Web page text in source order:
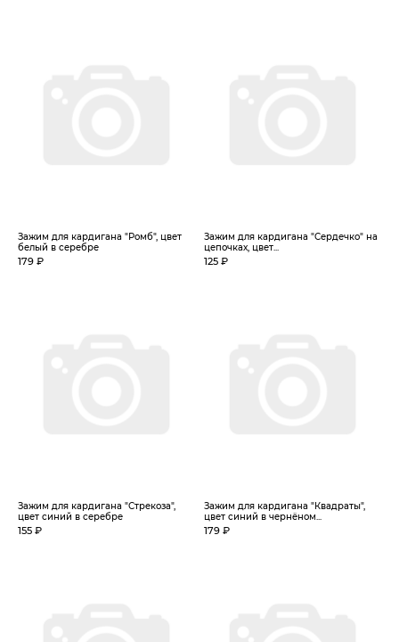
Зажим для кардигана "Ромб", цвет
белый в серебре
179 ₽
Зажим для кардигана "Сердечко" на
цепочках, цвет...
125 ₽
Зажим для кардигана "Стрекоза",
цвет синий в серебре
155 ₽
Зажим для кардигана "Квадраты",
цвет синий в чернёном...
179 ₽